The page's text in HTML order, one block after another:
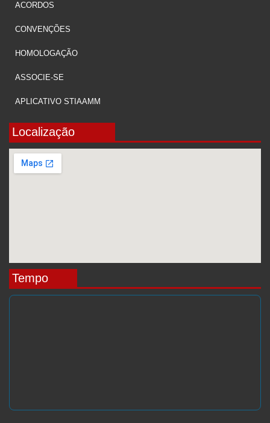
ACORDOS
CONVENÇÕES
HOMOLOGAÇÃO
ASSOCIE-SE
APLICATIVO STIAAMM
Localização
Tempo